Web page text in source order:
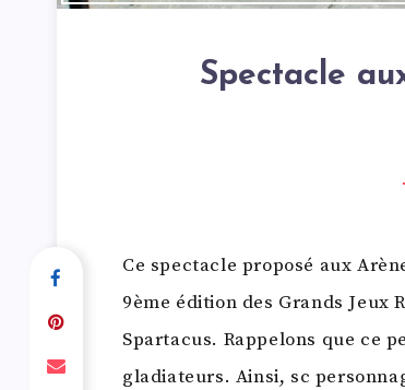
Spectacle
Ce spectacle proposé aux
9ème édition des Grands Jeux
Spartacus. Rappelons que ce
gladiateurs. Ainsi, sc